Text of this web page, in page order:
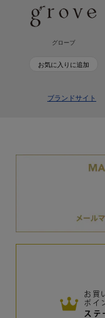
グローブ
お気に入りに追加
ブランドサイト
お買
ポイ
ステ